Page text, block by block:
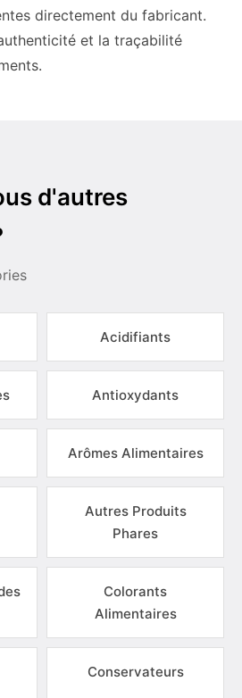
directement du fabricant.
et la traçabilité
d'autres
Acidifiants
Antioxydants
Arômes Alimentaires
Autres Produits
Phares
Colorants
Alimentaires
Conservateurs